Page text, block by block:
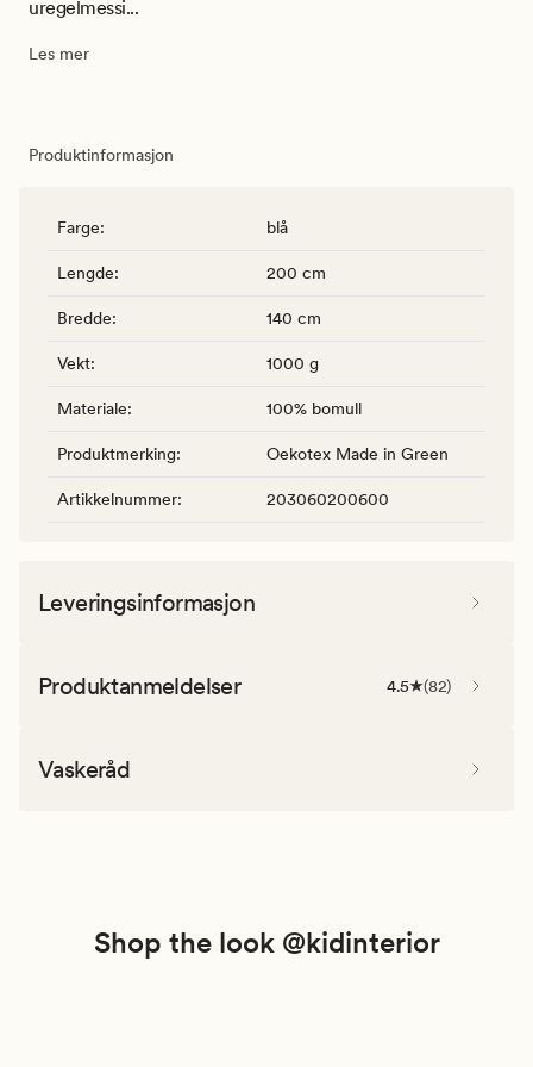
uregelmessi...
Les mer
Produktinformasjon
Farge: blå
Lengde: 200 cm
Bredde: 140 cm
Vekt: 1000 g
Materiale: 100% bomull
Produktmerking: Oekotex Made in Green
Artikkelnummer: 203060200600
Leveringsinformasjon
Produktanmeldelser 4.5 (82)
Vaskeråd
Shop the look @kidinterior